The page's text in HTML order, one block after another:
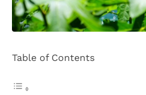
Table of Contents